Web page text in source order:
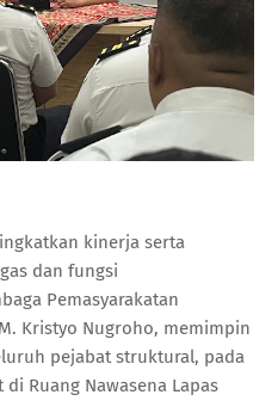
kinerja serta
dan fungsi
Pemasyarakatan
Kristyo Nugroho, memimpin
pejabat struktural, pada
Ruang Nawasena Lapas